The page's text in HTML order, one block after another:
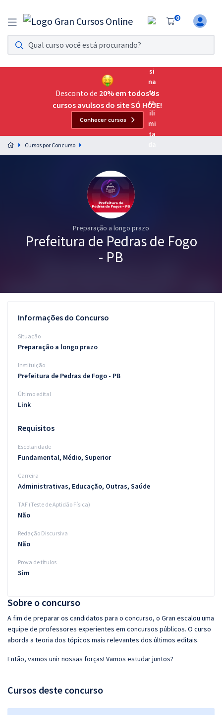
0
Assinatura Ilimitada 11
Acesso a todos os cursos. Teste grátis por 7 dias!
Assinatura OAB Até Passar
Acesso ilimitado a toda preparação para o Exame da
Preparação completa e intensiva para as principais
residências em saúde do Brasil
Conteúdo gratuito
Blog
Desconto de 20% em todos os
cursos avulsos do site SÓ HOJE!
Conhecer cursos
Cursos por Concurso
Preparação a longo prazo
Prefeitura de Pedras de Fogo
- PB
Sobre o concurso
A fim de preparar os candidatos para o concurso, o Gran escalou uma
equipe de professores experientes em concursos públicos. O curso
aborda a teoria dos tópicos mais relevantes dos últimos editais.
Então, vamos unir nossas forças! Vamos estudar juntos?
Cursos deste concurso
Informações do Concurso
Situação
Preparação a longo prazo
Instituição
Prefeitura de Pedras de Fogo - PB
Último edital
Link
Requisitos
Escolaridade
Fundamental, Médio, Superior
Carreira
Administrativas, Educação, Outras, Saúde
TAF (Teste de Aptidão Física)
Não
Redação Discursiva
Não
Prova de títulos
Sim